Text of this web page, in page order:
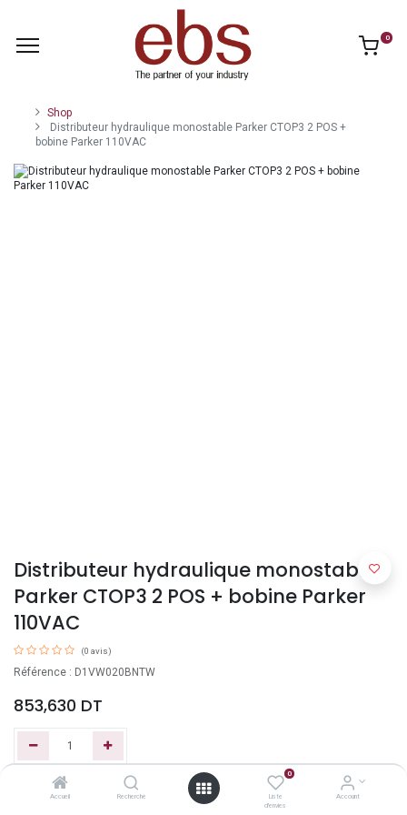
Accueil Recherche
0
Liste
d'envies
Account
0
Shop
Distributeur hydraulique monostable Parker CTOP3 2 POS +
bobine Parker 110VAC
Distributeur hydraulique monostable
Parker CTOP3 2 POS + bobine Parker
110VAC
(0 avis)
Référence : D1VW020BNTW
853,630 DT
Ajouter au panier